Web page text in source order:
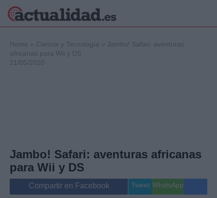
Internacional
Viajes
Musica
Home » Ciencia y Tecnología » Jambo! Safari: aventuras
africanas para Wii y DS
21/05/2020
Jambo! Safari: aventuras africanas
para Wii y DS
Compartir en Facebook Tweet WhatsApp